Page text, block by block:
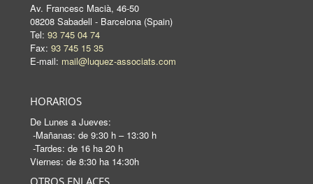
Av. Francesc Macià, 46-50
08208 Sabadell - Barcelona (Spain)
Tel: 93 745 04 74
Fax: 93 745 15 35
E-mail: mail@luquez-associats.com
HORARIOS
De Lunes a Jueves:
-Mañanas: de 9:30 h – 13:30 h
-Tardes: de 16 ha 20 h
Viernes: de 8:30 ha 14:30h
OTROS ENLACES